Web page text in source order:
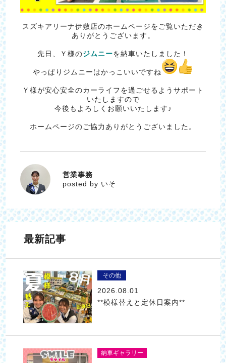
スズキアリーナ伊敷店のホームページをご覧いただき
ありがとうございます。
先日、Ｙ様のジムニーを納車いたしました！
やっぱりジムニーはかっこいいですね
Ｙ様が安心安全のカーライフを過ごせるようサポート
いたしますので
今後もよろしくお願いいたします♪
ホームページのご協力ありがとうございました。
いそ
営業事務
posted by いそ
最新記事
その他
2026.08.01
**模様替えと定休日案内**
納車ギャラリー